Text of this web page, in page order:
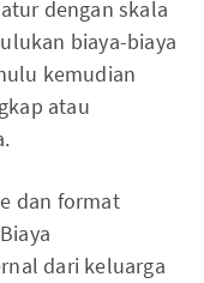
dengan skala
biaya-biaya
kemudian
atau
dan format
dari keluarga